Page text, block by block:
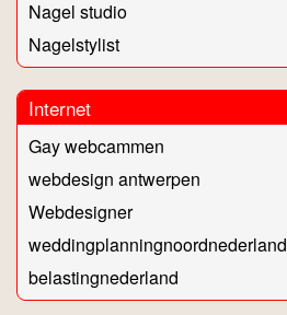
Nagel studio
Nagelstylist
Internet
Gay webcammen
webdesign antwerpen
Webdesigner
weddingplanningnoordnederland
belastingnederland